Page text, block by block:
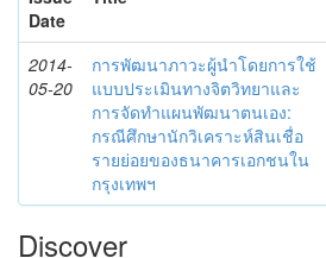
Date
2014-
05-20
การพัฒนาภาวะผู้นำโดยการใช้
แบบประเมินทางจิตวิทยาและ
การจัดทำแผนพัฒนาตนเอง:
กรณีศึกษานักวิเคราะห์สินเชื่อ
รายย่อยของธนาคารเอกชนใน
กรุงเทพฯ
Discover